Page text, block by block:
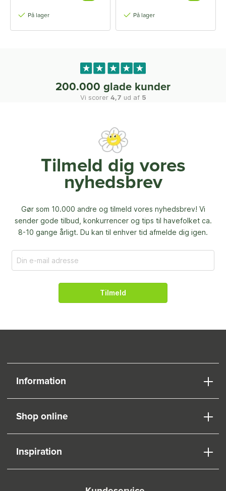
På lager På lager
200.000 glade kunder
Vi scorer 4,7 ud af 5
Tilmeld dig vores
nyhedsbrev
Gør som 10.000 andre og tilmeld vores nyhedsbrev! Vi
sender gode tilbud, konkurrencer og tips til havefolket ca.
8-10 gange årligt. Du kan til enhver tid afmelde dig igen.
Tilmeld
Information
Shop online
Inspiration